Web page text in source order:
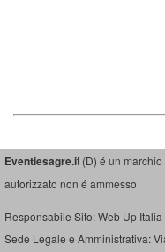
Eventiesagre.it (D) é un
autorizzato non é ammesso
Responsabile Sito: Web Up
Sede Legale e Amministrativa: